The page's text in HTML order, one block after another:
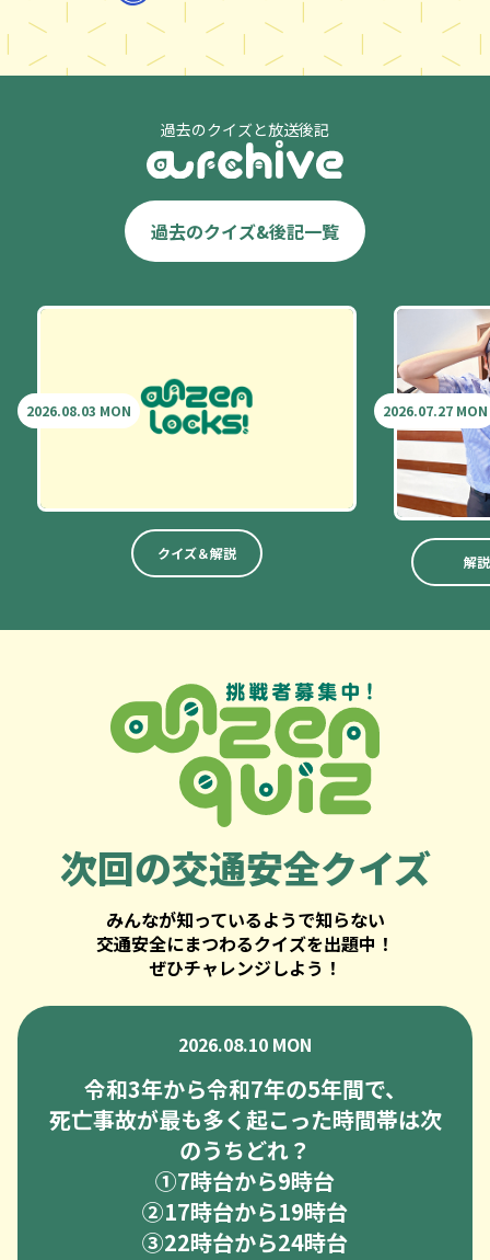
過去のクイズと放送後記
過去のクイズ&後記一覧
2026.08.03 MON
クイズ＆解説
2026.07.27 MON
解説
次回の交通安全クイズ
みんなが知っているようで知らない
交通安全にまつわるクイズを出題中！
ぜひチャレンジしよう！
2026.08.10 MON
令和3年から令和7年の5年間で、
死亡事故が最も多く起こった時間帯は次
のうちどれ？
➀7時台から9時台
②17時台から19時台
③22時台から24時台